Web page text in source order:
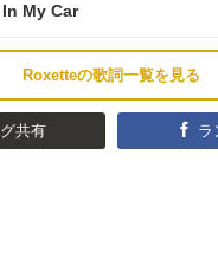
My Car
Roxetteの歌詞一覧を見る
共有 ラ